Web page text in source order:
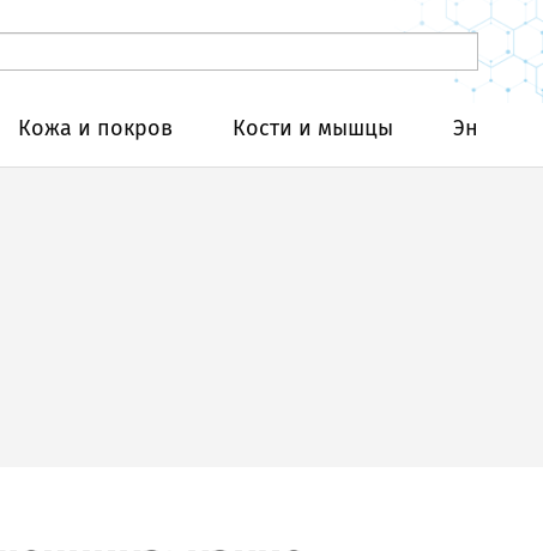
Кожа и покров Кости и мышцы